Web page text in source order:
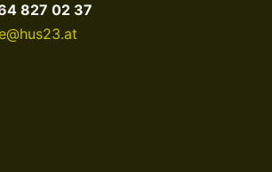
827 02 37